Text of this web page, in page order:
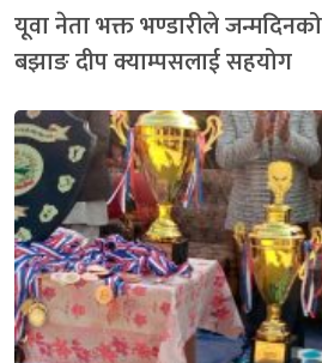
यूवा नेता भक्त भण्डारीले
बझाङ दीप क्याम्पसलाई सहयोग